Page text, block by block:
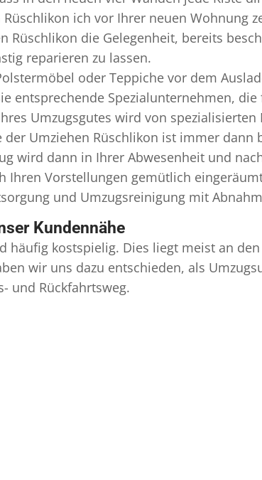
ich vor Ihrer neuen Wohnung
Rüschlikon die Gelegenheit, bereits
reparieren zu lassen.
oder Teppiche vor dem
entsprechende Spezialunternehmen,
Umzugsgutes wird von
der Umziehen Rüschlikon ist immer
wird dann in Ihrer Abwesenheit und
Ihren Vorstellungen gemütlich
und Umzugsreinigung mit
Kundennähe
häufig kostspielig. Dies liegt meist an
wir uns dazu entschieden, als
und Rückfahrtsweg.